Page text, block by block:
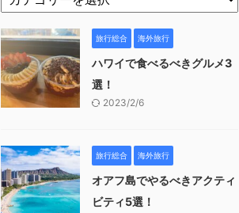
旅行総合 海外旅行
ハワイで食べるべきグルメ3
選！
2023/2/6
旅行総合 海外旅行
オアフ島でやるべきアクティ
ビティ5選！